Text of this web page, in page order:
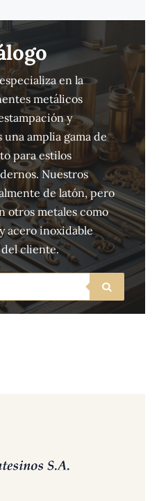
en la
metálicos
y
amplia gama de
para estilos
Nuestros
de latón, pero
otros metales como
acero inoxidable
cliente.